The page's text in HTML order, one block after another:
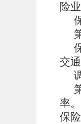
险
交
率
保